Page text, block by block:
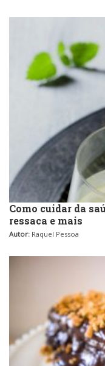
Como cuidar da
ressaca e mais
Autor: Raquel Pessoa